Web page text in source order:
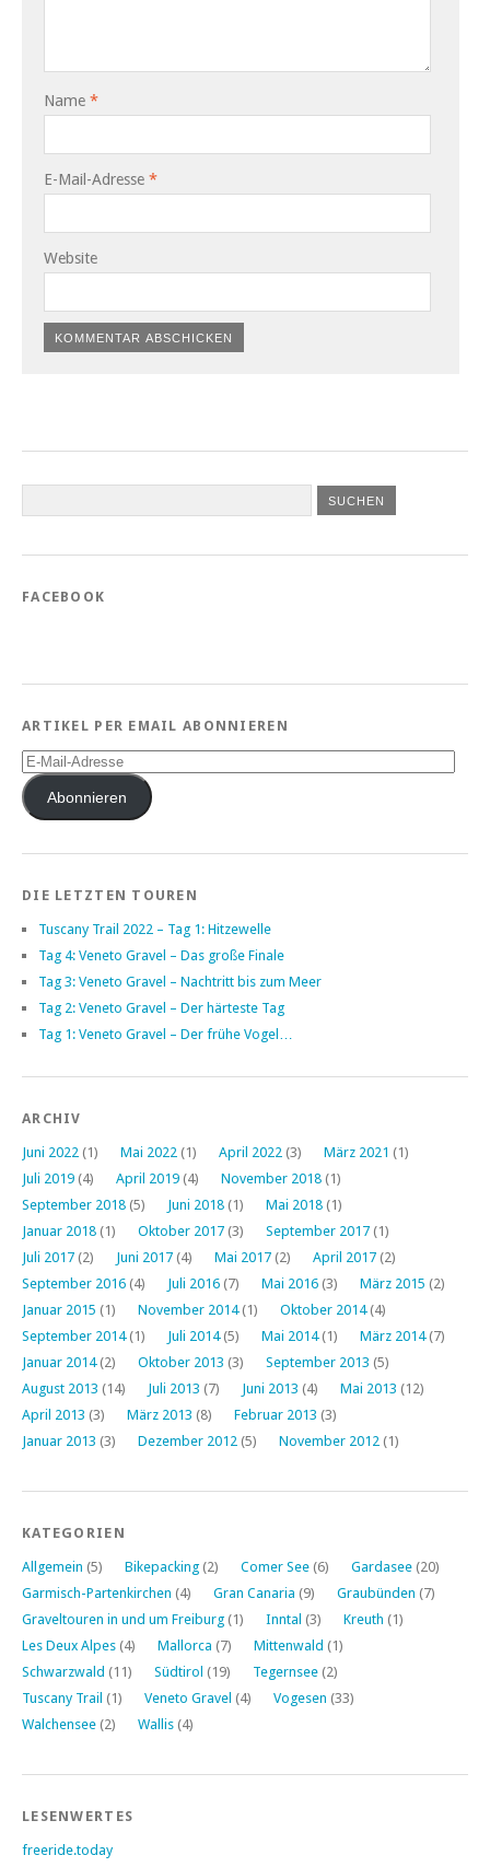
Name *
E-Mail-Adresse *
Website
FACEBOOK
ARTIKEL PER EMAIL ABONNIEREN
E-
Mail-
AdresseAbonnieren
DIE LETZTEN TOUREN
Tuscany Trail 2022 – Tag 1: Hitzewelle
Tag 4: Veneto Gravel – Das große Finale
Tag 3: Veneto Gravel – Nachtritt bis zum Meer
Tag 2: Veneto Gravel – Der härteste Tag
Tag 1: Veneto Gravel – Der frühe Vogel…
ARCHIV
Juni 2022 (1) Mai 2022 (1) April 2022 (3) März 2021 (1)
Juli 2019 (4) April 2019 (4) November 2018 (1)
September 2018 (5) Juni 2018 (1) Mai 2018 (1)
Januar 2018 (1) Oktober 2017 (3) September 2017 (1)
Juli 2017 (2) Juni 2017 (4) Mai 2017 (2) April 2017 (2)
September 2016 (4) Juli 2016 (7) Mai 2016 (3) März 2015 (2)
Januar 2015 (1) November 2014(1) Oktober 2014(4)
September 2014(1) Juli 2014(5) Mai 2014(1) März 2014(7)
Januar 2014(2) Oktober 2013 (3) September 2013 (5)
August 2013 (14) Juli 2013 (7) Juni 2013 (4) Mai 2013 (12)
April 2013 (3) März 2013 (8) Februar 2013 (3)
Januar 2013 (3) Dezember 2012 (5) November 2012 (1)
KATEGORIEN
Allgemein (5) Bikepacking (2) Comer See (6) Gardasee (20)
Garmisch-Partenkirchen (4) Gran Canaria (9) Graubünden (7)
Graveltouren in und um Freiburg (1) Inntal (3) Kreuth (1)
Les Deux Alpes (4) Mallorca (7) Mittenwald (1)
Schwarzwald (11) Südtirol (19) Tegernsee (2)
Tuscany Trail (1) Veneto Gravel (4) Vogesen (33)
Walchensee (2) Wallis (4)
LESENWERTES
freeride.today